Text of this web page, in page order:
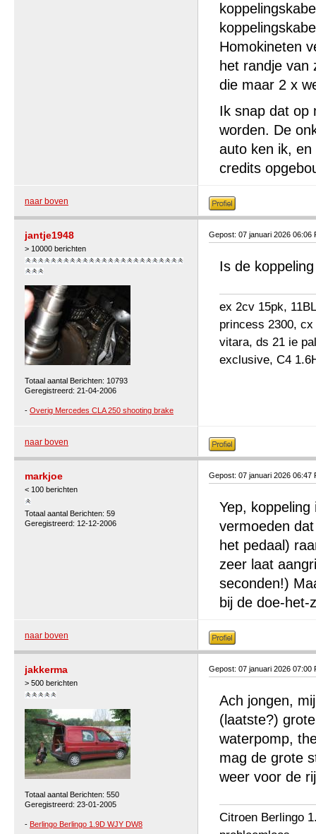
Homokineten
het randje van
die maar 2 x
Ik snap dat op
worden. De
auto ken ik,
credits
naar boven
jantje1948
> 10000 berichten
Totaal aantal Berichten: 10793
Geregistreerd: 21-04-2006
- Overig Mercedes CLA 250 shooting brake
Gepost: 07 januari 2026 06:06
Is de
ex 2cv 15pk,
princess 2300,
vitara, ds 21 ie
exclusive, C4
naar boven
markjoe
< 100 berichten
Totaal aantal Berichten: 59
Geregistreerd: 12-12-2006
Gepost: 07 januari 2026 06:47
Yep,
vermoeden
het pedaal)
zeer laat
seconden!)
bij de doe-het-
naar boven
jakkerma
> 500 berichten
Totaal aantal Berichten: 550
Geregistreerd: 23-01-2005
- Berlingo Berlingo 1.9D WJY DW8
Gepost: 07 januari 2026 07:00
Ach jongen,
(laatste?)
waterpomp,
mag de grote
weer voor de
Citroen Berlingo